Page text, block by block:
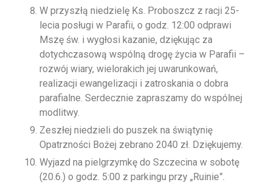
W przyszłą niedzielę Ks. Proboszcz z racji 25-
lecia posługi w Parafii, o godz. 12:00 odprawi
Mszę św. i wygłosi kazanie, dziękując za
dotychczasową wspólną drogę życia w Parafii –
rozwój wiary, wielorakich jej uwarunkowań,
realizacji ewangelizacji i zatroskania o dobra
parafialne. Serdecznie zapraszamy do wspólnej
modlitwy.
Zeszłej niedzieli do puszek na świątynię
Opatrzności Bożej zebrano 2040 zł. Dziękujemy.
Wyjazd na pielgrzymkę do Szczecina w sobotę
(20.6.) o godz. 5:00 z parkingu przy „Ruinie”.